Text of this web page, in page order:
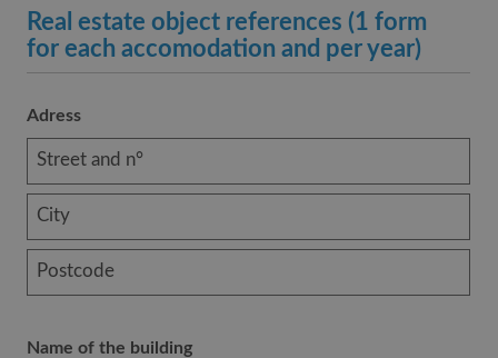
Real estate object references (1 form
for each accomodation and per year)
Adress
Name of the building